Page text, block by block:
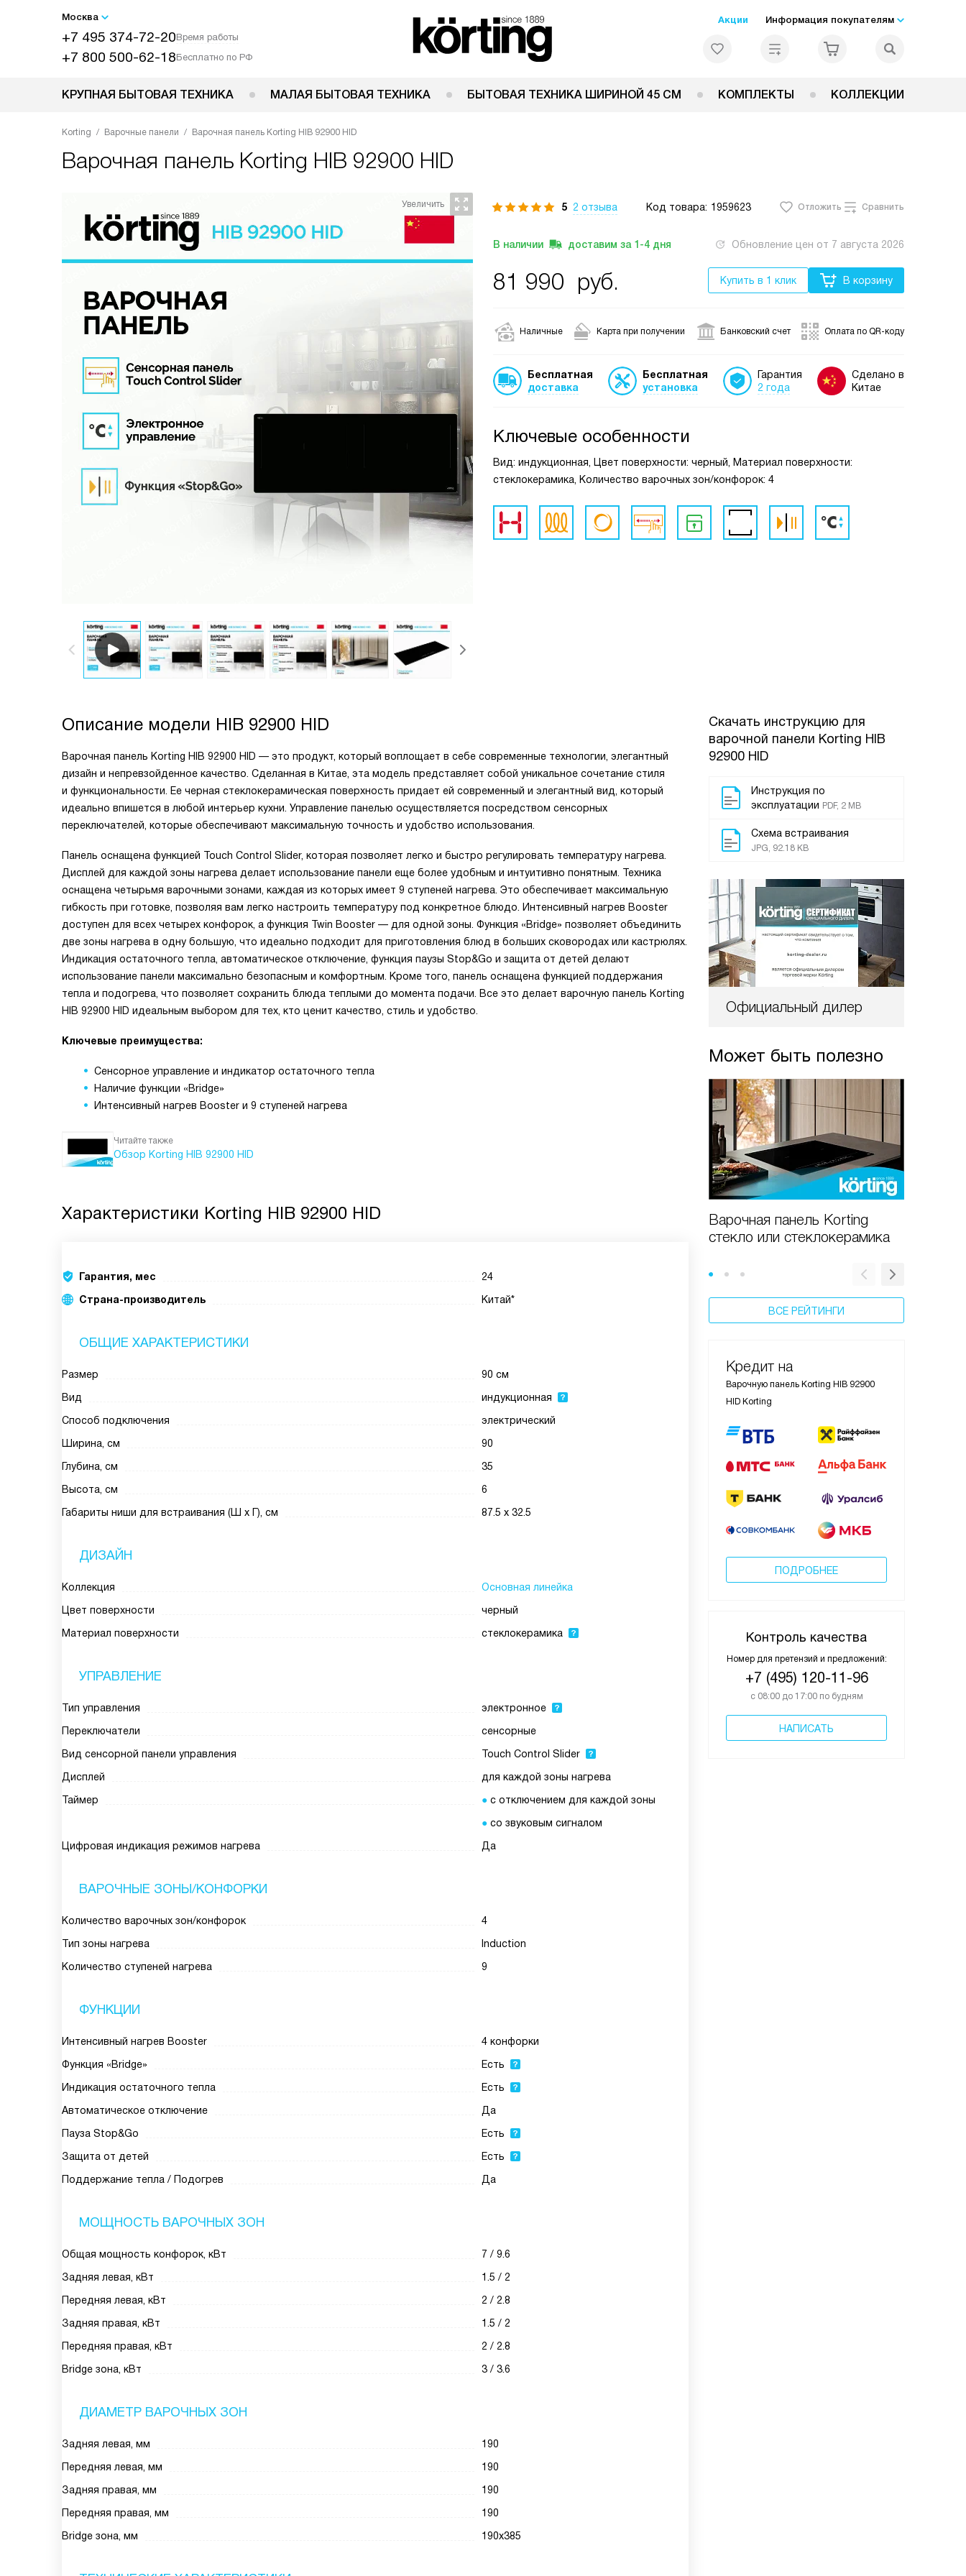
Москва
+7 495 374-72-20Время работы
+7 800 500-62-18Бесплатно по РФ
Акции Информация покупателям
КРУПНАЯ БЫТОВАЯ ТЕХНИКА МАЛАЯ БЫТОВАЯ ТЕХНИКА БЫТОВАЯ ТЕХНИКА ШИРИНОЙ 45 СМ КОМПЛЕКТЫ КОЛЛЕКЦИИ
Korting Варочные панели Варочная панель Korting HIB 92900 HID
Варочная панель Korting HIB 92900 HID
5 2 отзыва Код товара: 1959623 Отложить Сравнить
В наличии доставим за 1-4 дня Обновление цен от 7 августа 2026
81 990 руб. Купить в 1 клик В корзину
Наличные Карта при получении Банковский счет Оплата по QR-коду
Бесплатная
доставка
Бесплатная
установка
Гарантия
2 года
Сделано в
Китае
Ключевые особенности
Вид: индукционная, Цвет поверхности: черный, Материал поверхности:
стеклокерамика, Количество варочных зон/конфорок: 4
Скачать инструкцию для
варочной панели Korting HIB
92900 HID
Инструкция по
эксплуатации PDF, 2 MB
Схема встраивания
JPG, 92.18 KB
Официальный дилер
Может быть полезно
Варочная панель Korting
стекло или стеклокерамика
ВСЕ РЕЙТИНГИ
Кредит на
Варочную панель Korting HIB 92900
HID Korting
ПОДРОБНЕЕ
Контроль качества
Номер для претензий и предложений:
+7 (495) 120-11-96
с 08:00 до 17:00 по будням
НАПИСАТЬ
Описание модели HIB 92900 HID
Варочная панель Korting HIB 92900 HID — это продукт, который воплощает в себе современные технологии, элегантный
дизайн и непревзойденное качество. Сделанная в Китае, эта модель представляет собой уникальное сочетание стиля
и функциональности. Ее черная стеклокерамическая поверхность придает ей современный и элегантный вид, который
идеально впишется в любой интерьер кухни. Управление панелью осуществляется посредством сенсорных
переключателей, которые обеспечивают максимальную точность и удобство использования.
Панель оснащена функцией Touch Control Slider, которая позволяет легко и быстро регулировать температуру нагрева.
Дисплей для каждой зоны нагрева делает использование панели еще более удобным и интуитивно понятным. Техника
оснащена четырьмя варочными зонами, каждая из которых имеет 9 ступеней нагрева. Это обеспечивает максимальную
гибкость при готовке, позволяя вам легко настроить температуру под конкретное блюдо. Интенсивный нагрев Booster
доступен для всех четырех конфорок, а функция Twin Booster — для одной зоны. Функция «Bridge» позволяет объединить
две зоны нагрева в одну большую, что идеально подходит для приготовления блюд в больших сковородах или кастрюлях.
Индикация остаточного тепла, автоматическое отключение, функция паузы Stop&Go и защита от детей делают
использование панели максимально безопасным и комфортным. Кроме того, панель оснащена функцией поддержания
тепла и подогрева, что позволяет сохранить блюда теплыми до момента подачи. Все это делает варочную панель Korting
HIB 92900 HID идеальным выбором для тех, кто ценит качество, стиль и удобство.
Ключевые преимущества:
Сенсорное управление и индикатор остаточного тепла
Наличие функции «Bridge»
Интенсивный нагрев Booster и 9 ступеней нагрева
Читайте также
Обзор Korting HIB 92900 HID
Характеристики Korting HIB 92900 HID
Гарантия, мес
24
Страна-производитель
Китай*
ОБЩИЕ ХАРАКТЕРИСТИКИ
Размер
90 см
Вид
индукционная
Способ подключения
электрический
Ширина, см
90
Глубина, см
35
Высота, см
6
Габариты ниши для встраивания (Ш х Г), см
87.5 х 32.5
ДИЗАЙН
Коллекция
Основная линейка
Цвет поверхности
черный
Материал поверхности
стеклокерамика
УПРАВЛЕНИЕ
Тип управления
электронное
Переключатели
сенсорные
Вид сенсорной панели управления
Touch Control Slider
Дисплей
для каждой зоны нагрева
Таймер
с отключением для каждой зоны
со звуковым сигналом
Цифровая индикация режимов нагрева
Да
ВАРОЧНЫЕ ЗОНЫ/КОНФОРКИ
Количество варочных зон/конфорок
4
Тип зоны нагрева
Induction
Количество ступеней нагрева
9
ФУНКЦИИ
Интенсивный нагрев Booster
4 конфорки
Функция «Bridge»
Есть
Индикация остаточного тепла
Есть
Автоматическое отключение
Да
Пауза Stop&Go
Есть
Защита от детей
Есть
Поддержание тепла / Подогрев
Да
МОЩНОСТЬ ВАРОЧНЫХ ЗОН
Общая мощность конфорок, кВт
7 / 9.6
Задняя левая, кВт
1.5 / 2
Передняя левая, кВт
2 / 2.8
Задняя правая, кВт
1.5 / 2
Передняя правая, кВт
2 / 2.8
Bridge зона, кВт
3 / 3.6
ДИАМЕТР ВАРОЧНЫХ ЗОН
Задняя левая, мм
190
Передняя левая, мм
190
Задняя правая, мм
190
Передняя правая, мм
190
Bridge зона, мм
190х385